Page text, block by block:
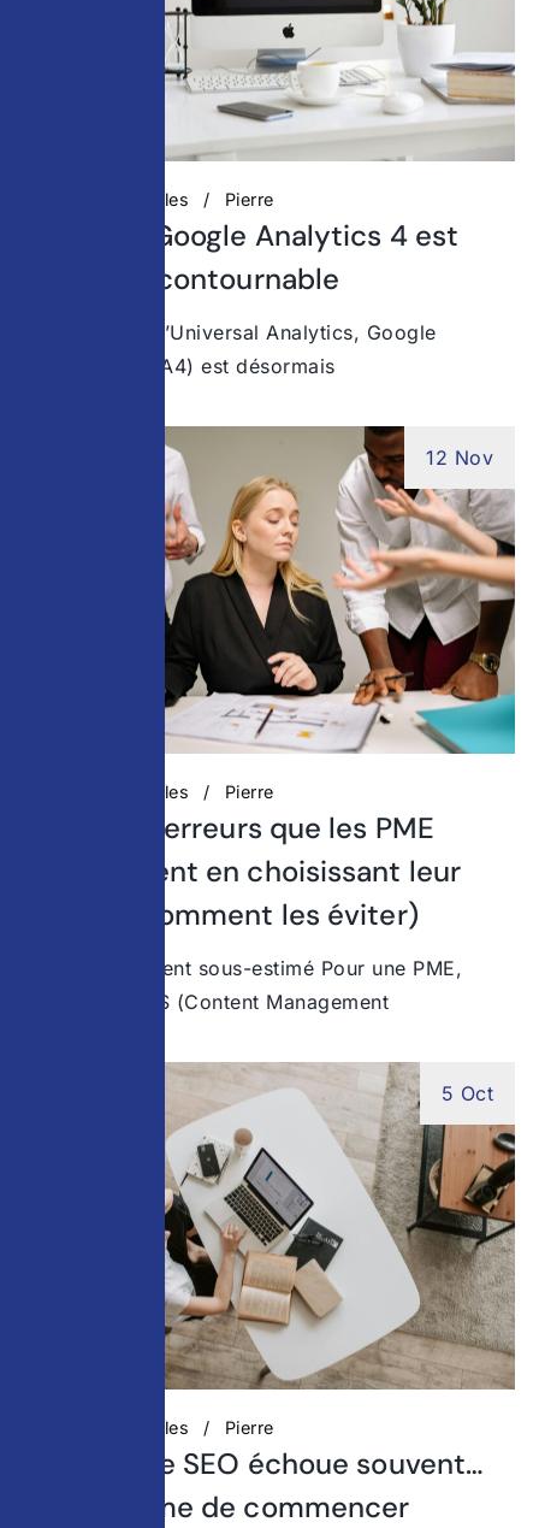
Actualités digitales Pierre
Pourquoi Google Analytics 4 est
devenu incontournable
Depuis la fin d’Universal Analytics, Google
Analytics 4 (GA4) est désormais
12 Nov
Actualités digitales Pierre
Top 5 des erreurs que les PME
commettent en choisissant leur
CMS (et comment les éviter)
Un choix souvent sous-estimé Pour une PME,
choisir un CMS (Content Management
5 Oct
Actualités digitales Pierre
Pourquoi le SEO échoue souvent…
avant même de commencer